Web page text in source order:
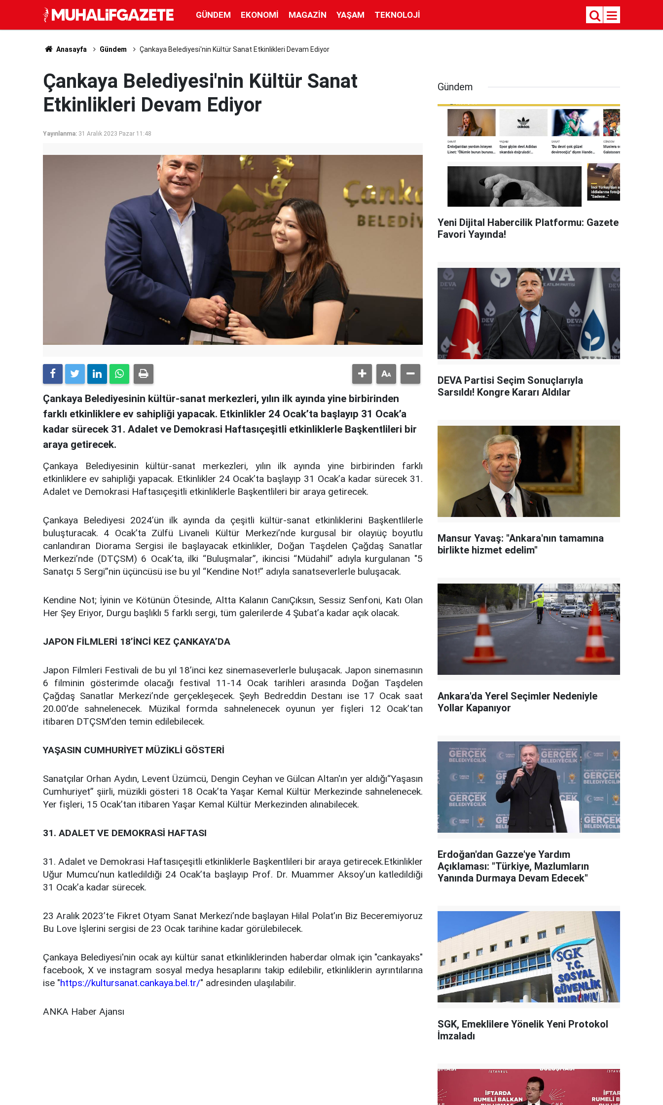
GÜNDEM EKONOMI MAGAZIN YAŞAM TEKNOLOJI
Anasayfa Gündem Çankaya Belediyesi'nin Kültür Sanat Etkinlikleri Devam Ediyor
Çankaya Belediyesi'nin Kültür Sanat
Etkinlikleri Devam Ediyor
Yayınlanma: 31 Aralık 2023 Pazar 11:48
Çankaya Belediyesinin kültür-sanat merkezleri, yılın ilk ayında yine birbirinden
farklı etkinliklere ev sahipliği yapacak. Etkinlikler 24 Ocak’ta başlayıp 31 Ocak’a
kadar sürecek 31. Adalet ve Demokrasi Haftasıçeşitli etkinliklerle Başkentlileri bir
araya getirecek.
Çankaya Belediyesinin kültür-sanat merkezleri, yılın ilk ayında yine birbirinden farklı
etkinliklere ev sahipliği yapacak. Etkinlikler 24 Ocak’ta başlayıp 31 Ocak’a kadar sürecek 31.
Adalet ve Demokrasi Haftasıçeşitli etkinliklerle Başkentlileri bir araya getirecek.
Çankaya Belediyesi 2024’ün ilk ayında da çeşitli kültür-sanat etkinliklerini Başkentlilerle
buluşturacak. 4 Ocak’ta Zülfü Livaneli Kültür Merkezi’nde kurgusal bir olayıüç boyutlu
canlandıran Diorama Sergisi ile başlayacak etkinlikler, Doğan Taşdelen Çağdaş Sanatlar
Merkezi’nde (DTÇSM) 6 Ocak’ta, ilki ‘‘Buluşmalar’’, ikincisi ‘‘Müdahil’’ adıyla kurgulanan "5
Sanatçı 5 Sergi”nin üçüncüsü ise bu yıl ‘‘Kendine Not!’’ adıyla sanatseverlerle buluşacak.
Kendine Not; İyinin ve Kötünün Ötesinde, Altta Kalanın CanıÇıksın, Sessiz Senfoni, Katı Olan
Her Şey Eriyor, Durgu başlıklı 5 farklı sergi, tüm galerilerde 4 Şubat’a kadar açık olacak.
JAPON FİLMLERİ 18’İNCİ KEZ ÇANKAYA’DA
Japon Filmleri Festivali de bu yıl 18’inci kez sinemaseverlerle buluşacak. Japon sinemasının
6 filminin gösterimde olacağı festival 11-14 Ocak tarihleri arasında Doğan Taşdelen
Çağdaş Sanatlar Merkezi’nde gerçekleşecek. Şeyh Bedreddin Destanı ise 17 Ocak saat
20.00’de sahnelenecek. Müzikal formda sahnelenecek oyunun yer fişleri 12 Ocak’tan
itibaren DTÇSM’den temin edilebilecek.
YAŞASIN CUMHURİYET MÜZİKLİ GÖSTERİ
Sanatçılar Orhan Aydın, Levent Üzümcü, Dengin Ceyhan ve Gülcan Altan'ın yer aldığı“Yaşasın
Cumhuriyet” şiirli, müzikli gösteri 18 Ocak’ta Yaşar Kemal Kültür Merkezinde sahnelenecek.
Yer fişleri, 15 Ocak’tan itibaren Yaşar Kemal Kültür Merkezinden alınabilecek.
31. ADALET VE DEMOKRASİ HAFTASI
31. Adalet ve Demokrasi Haftasıçeşitli etkinliklerle Başkentlileri bir araya getirecek.Etkinlikler
Uğur Mumcu’nun katledildiği 24 Ocak’ta başlayıp Prof. Dr. Muammer Aksoy’un katledildiği
31 Ocak’a kadar sürecek.
23 Aralık 2023’te Fikret Otyam Sanat Merkezi’nde başlayan Hilal Polat’ın Biz Beceremiyoruz
Bu Love İşlerini sergisi de 23 Ocak tarihine kadar görülebilecek.
Çankaya Belediyesi'nin ocak ayı kültür sanat etkinliklerinden haberdar olmak için "cankayaks"
facebook, X ve instagram sosyal medya hesaplarını takip edilebilir, etkinliklerin ayrıntılarına
ise "https://kultursanat.cankaya.bel.tr/" adresinden ulaşılabilir.
ANKA Haber Ajansı
Gündem
Yeni Dijital Habercilik Platformu: Gazete
Favori Yayında!
DEVA Partisi Seçim Sonuçlarıyla
Sarsıldı! Kongre Kararı Aldılar
Mansur Yavaş: "Ankara'nın tamamına
birlikte hizmet edelim"
Ankara'da Yerel Seçimler Nedeniyle
Yollar Kapanıyor
Erdoğan'dan Gazze'ye Yardım
Açıklaması: "Türkiye, Mazlumların
Yanında Durmaya Devam Edecek"
SGK, Emeklilere Yönelik Yeni Protokol
İmzaladı